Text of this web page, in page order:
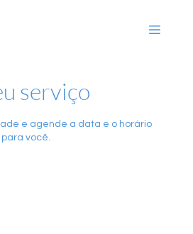
serviço
e agende a data e o horário
você.